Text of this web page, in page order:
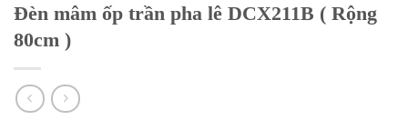
Đèn mâm ốp trần pha lê DCX211B ( Rộng
80cm )